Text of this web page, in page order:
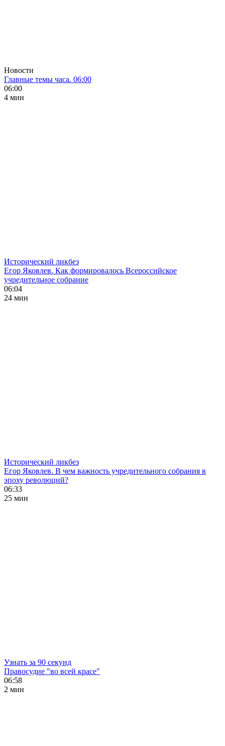
Новости
Главные темы часа. 06:00
06:00
4 мин
Исторический ликбез
Егор Яковлев. Как формировалось Всероссийское
учредительное собрание
06:04
24 мин
Исторический ликбез
Егор Яковлев. В чем важность учредительного собрания в
эпоху революций?
06:33
25 мин
Узнать за 90 секунд
Правосудие "во всей красе"
06:58
2 мин